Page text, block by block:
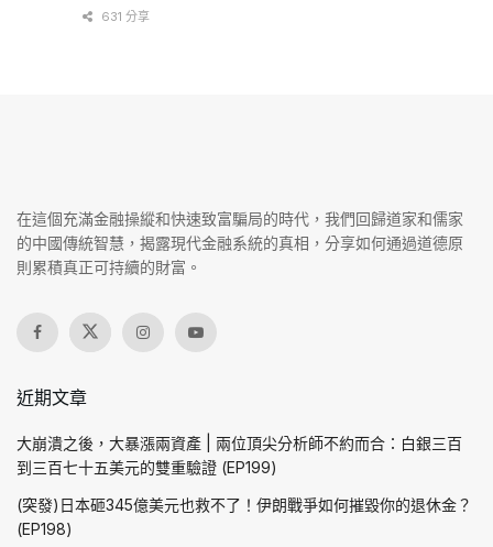
631 分享
在這個充滿金融操縱和快速致富騙局的時代，我們回歸道家和儒家
的中國傳統智慧，揭露現代金融系統的真相，分享如何通過道德原
則累積真正可持續的財富。
近期文章
大崩潰之後，大暴漲兩資產 | 兩位頂尖分析師不約而合：白銀三百
到三百七十五美元的雙重驗證 (EP199)
(突發)日本砸345億美元也救不了！伊朗戰爭如何摧毀你的退休金？
(EP198)